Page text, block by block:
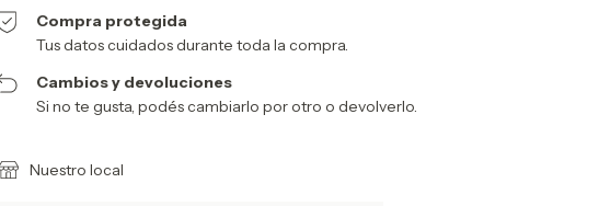
Compra protegida
Tus datos cuidados durante toda la compra.
Cambios y devoluciones
Si no te gusta, podés cambiarlo por otro o devolverlo.
Nuestro local